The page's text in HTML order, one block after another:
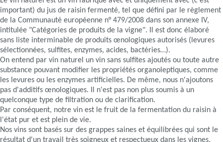
important) du jus de raisin fermenté, tel que défini par le règlement
de la Communauté européenne n° 479/2008 dans son annexe IV,
intitulée "Catégories de produits de la vigne". Il est donc élaboré
sans liste interminable de produits œnologiques autorisés (levures
sélectionnées, sulfites, enzymes, acides, bactéries…).
On entend par vin naturel un vin sans sulfites ajoutés ou toute autre
substance pouvant modifier les propriétés organoleptiques, comme
les levures ou les enzymes artificielles. De même, nous n'ajoutons
pas d'additifs œnologiques. Il n'est pas non plus soumis à un
quelconque type de filtration ou de clarification.
Par conséquent, notre vin est le fruit de la fermentation du raisin à
l'état pur et est plein de vie.
Nos vins sont basés sur des grappes saines et équilibrées qui sont le
résultat d'un travail très soigneux et respectueux dans les vignes,